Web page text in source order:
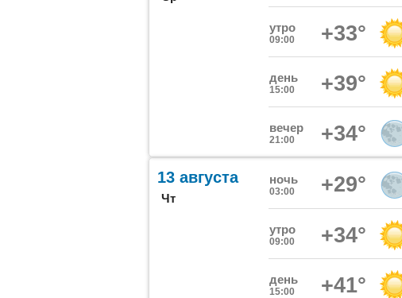
утро
09:00 +33°
день
15:00 +39°
вечер
21:00 +34°
13 августа
Чт
ночь
03:00 +29°
утро
09:00 +34°
день
15:00 +41°